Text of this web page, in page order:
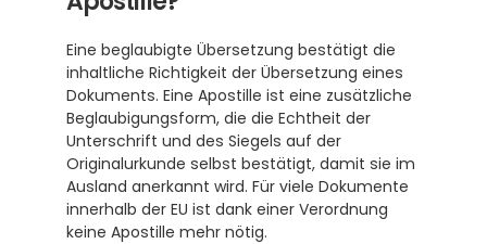
Eine beglaubigte Übersetzung bestätigt die
inhaltliche Richtigkeit der Übersetzung eines
Dokuments. Eine Apostille ist eine zusätzliche
Beglaubigungsform, die die Echtheit der
Unterschrift und des Siegels auf der
Originalurkunde selbst bestätigt, damit sie im
Ausland anerkannt wird. Für viele Dokumente
innerhalb der EU ist dank einer Verordnung
keine Apostille mehr nötig.